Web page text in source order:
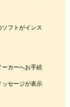
フトがインス
ーカーへお手続
セージが表示